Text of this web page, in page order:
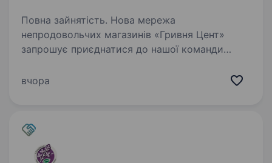
Повна зайнятість. Нова мережа
непродовольчих магазинів «Гривня Цент»
запрошує приєднатися до нашої команди
«Ревізора» . Що ми від тебе чекаємо ?
вчора